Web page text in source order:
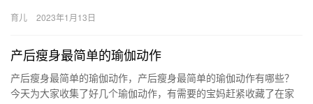
孩…
育儿 2023年1月13日
产后瘦身最简单的瑜伽动作
产后瘦身最简单的瑜伽动作，产后瘦身最简单的瑜伽动作有哪些？
今天为大家收集了好几个瑜伽动作，有需要的宝妈赶紧收藏了在家